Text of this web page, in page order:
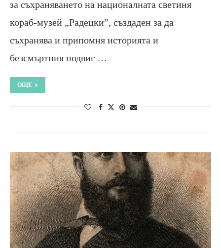
за съхраняването на националната светиня
кораб-музей „Радецки”, създаден за да
съхранява и припомня историята и
безсмъртния подвиг …
ОЩЕ